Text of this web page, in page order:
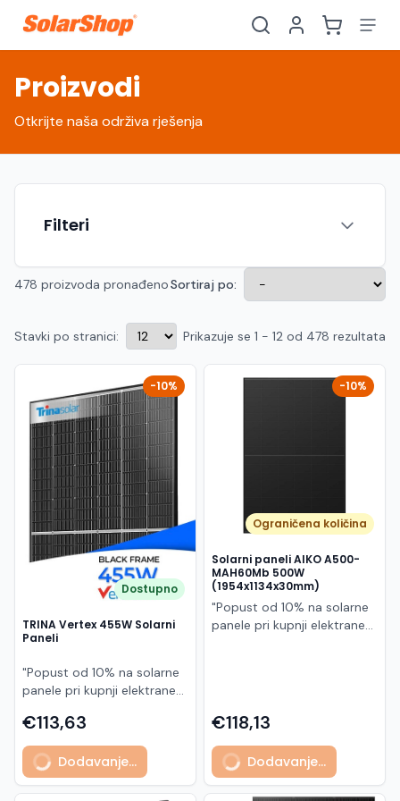
Hrvatski EN
Crnogorski
MK Македонски
Proizvodi
Otkrijte naša održiva rješenja
Filteri
478 proizvoda pronađenoSortiraj po:
Stavki po stranici: Prikazuje se 1 - 12 od 478 rezultata
-10%
Dostupno
TRINA Vertex 455W Solarni
Paneli
"Popust od 10% na solarne
panele pri kupnji elektrane
Model TSM-455NEG9R.28
predstavlja napredni
glass/glass N-type solarni
modul s visokom
učinkovitošću, dugim
€113,63
Dodavanje...
-10%
Ograničena količina
Solarni paneli AIKO A500-
MAH60Mb 500W
(1954x1134x30mm)
"Popust od 10% na solarne
panele pri kupnji elektrane
500 W iz Neostar 2S serije,
baziran na naprednoj N-
type ABC (All Back Contact)
tehnologiji. Ovaj panel je
namijenjen za moderne
€118,13
Dodavanje...